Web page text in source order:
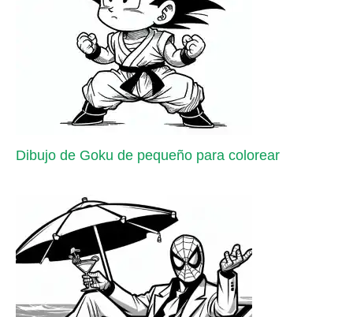
Dibujo de Goku de pequeño para colorear